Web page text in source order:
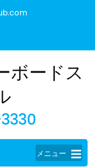
ボードス
メニュー